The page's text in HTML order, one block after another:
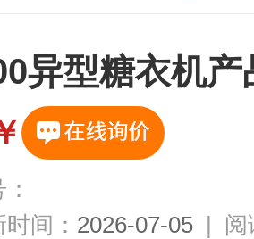
异型糖衣机产
间： 2026-07-05 | 阅